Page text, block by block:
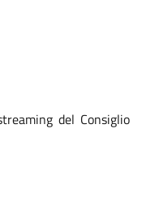
del Consiglio